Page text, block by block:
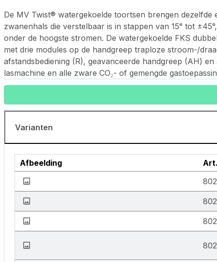
De MV Twist® watergekoelde toortsen brengen
zwanenhals die verstelbaar is in stappen van 15° tot
onder de hoogste stromen. De watergekoelde FKS
met drie modules op de handgreep traploze stroom-/
afstandsbediening (R), geavanceerde handgreep (AH)
lasmachine en alle zware CO₂- of gemengde
Varianten
Afbeelding